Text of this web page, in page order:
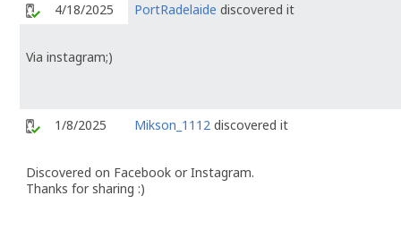
4/18/2025 PortRadelaide discovered it
Via instagram;)
1/8/2025 Mikson_1112 discovered it
Discovered on Facebook or Instagram.
Thanks for sharing :)